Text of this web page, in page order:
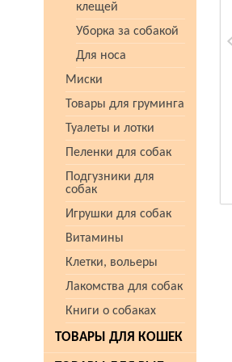
клещей
Уборка за собакой
Для носа
Миски
Товары для груминга
Туалеты и лотки
Пеленки для собак
Подгузники для
собак
Игрушки для собак
Витамины
Клетки, вольеры
Лакомства для собак
Книги о собаках
ТОВАРЫ ДЛЯ КОШЕК